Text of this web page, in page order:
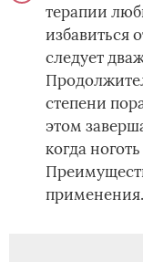
терапии
избавиться
следует
степени
этом
когда
применения.